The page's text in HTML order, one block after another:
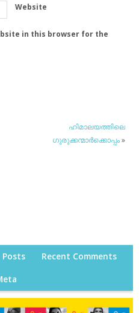
Website
in this browser for the
ഹിമാലയത്തിലെ
ഗുരുക്കന്മാര്‍ക്കൊപ്പം»
Posts Recent Comments